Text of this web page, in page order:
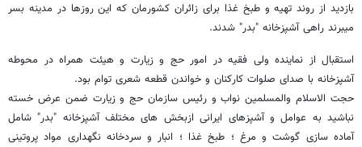
بازدید از روند تهیه و طبخ غذا برای زائران کشورمان که این روزها در مدینه بسر
میبرند راهی آشپزخانه "‌بدر" شدند.
استقبال از نماینده ولی فقیه در امور حج و زیارت و هیئت همراه در محوطه
آشپزخانه با صدای صلوات کارکنان و خواندن قطعه شعری توام بود.
حجت الاسلام والمسلمین نواب و رئیس سازمان حج و زیارت ضمن عرض خسته
نباشید به عوامل و آشپزهای ایرانی ازبخش های مختلف آشپزخانه "‌بدر" شامل
آماده سازی گوشت و مرغ ؛‌ طبخ غذا ؛‌ انبار و سردخانه نگهداری مواد پروتینی